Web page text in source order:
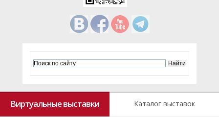
Виртуальные выставки Каталог выставок